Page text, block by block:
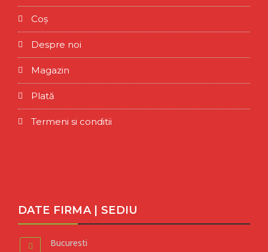
Coș
Despre noi
Magazin
Plată
Termeni si conditii
DATE FIRMA | SEDIU
Bucuresti